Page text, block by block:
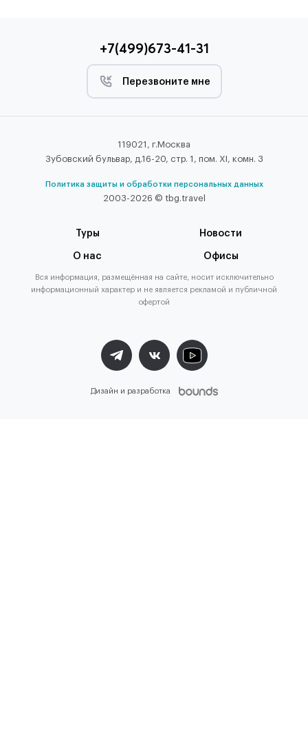
+7(499)673-41-31
Перезвоните мне
119021, г.Москва
Зубовский бульвар, д.16-20, стр. 1, пом. XI, комн. 3
Политика защиты и обработки персональных данных
2003-2026 © tbg.travel
Туры Новости
О нас Офисы
Вся информация, размещённая на сайте, носит исключительно
информационный характер и не является рекламой и публичной
офертой
Дизайн и разработка